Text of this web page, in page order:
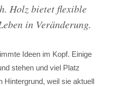
Holz bietet flexible
in Veränderung.
Ideen im Kopf. Einige
stehen und viel Platz
Hintergrund, weil sie aktuell